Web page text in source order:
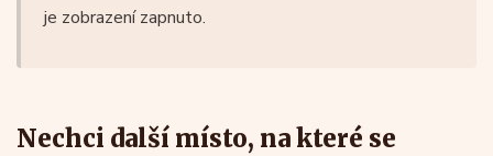
je zobrazení zapnuto.
Nechci další místo, na které se